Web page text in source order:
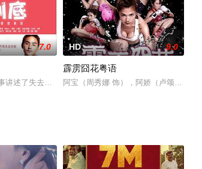
，但他们面临到一个关键问题，他们不
7.0
讲述了失去儿子的老母亲，每年儿子忌日都会接到儿子
HD 9.0
霹雳囧花粤语
阿宝（周秀娜 饰），阿娇（卢颂之 饰